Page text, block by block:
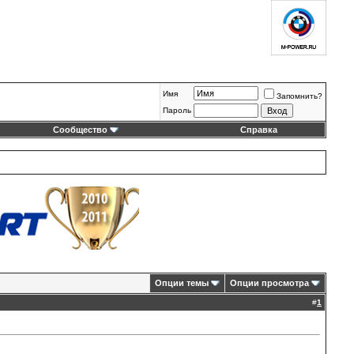
Имя
Запомнить?
Пароль
Сообщество Справка
Опции темы Опции просмотра
#1